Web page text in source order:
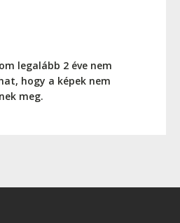
legalább 2 éve nem
hogy a képek nem
meg.